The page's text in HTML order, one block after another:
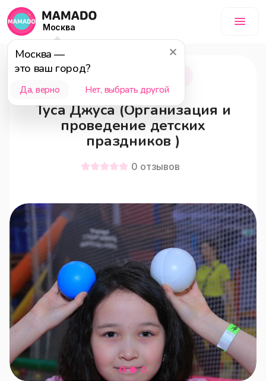
Москва
Москва —
это ваш город?
Да, верно Нет, выбрать другой
Москва
Туса Джуса (Организация и
проведение детских
праздников )
0 отзывов